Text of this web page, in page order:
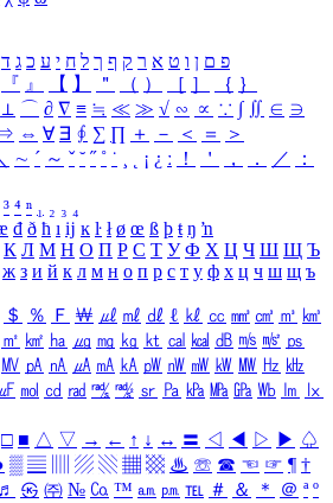
פ ם ן ו ט א ר ק ף ך ל ח י ע כ ג ד
『 』 【 】 ＂ （ ） ［ ］ ｛ ｝
⊥ ⌒ ∂ ∇ ≡ ≒ ≪ ≫ √ ∽ ∝ ∵ ∫ ∬ ∈ ∋
⇔ ∀ ∃ ∮ ∑ ∏ ＋ － ＜ ＝
＞
∼ ´ ～ ˇ ˘ ˝ ˚ ˙ ¸ ¡ ¿ ː ！ ＇ ， ． ／
：
³ ⁴ ⁿ ₁ ₂ ₃ ₄
đ ð ħ ı ĳ ĸ ŀ ł ø œ ß þ ŧ ŋ ŉ
К Л М Н О П Р С Т У Ф Х Ц Ч Ш Щ Ъ
ж з и й к л м н о п р с т у ф х ц ч ш щ ъ
＄ ％ Ｆ ￦ ㎕ ㎖ ㎗ ℓ ㎘ ㏄ ㎣ ㎤ ㎥ ㎦
㎡ ㎢ ㏊ ㎍ ㎎ ㎏ ㏏ ㎈ ㎉ ㏈ ㎧ ㎨ ㎰
㎹ ㎀ ㎁ ㎂ ㎃ ㎄ ㎺ ㎻ ㎽ ㎾ ㎿ ㎐ ㎑
㏖ ㏅ ㎭ ㎮ ㎯ ㏛ ㎩ ㎪ ㎫ ㎬ ㏝ ㏐
㏓
□ ■ △ ▽ → ← ↑ ↓ ↔ 〓 ◁ ◀ ▷ ▶ ♤
▒ ▤ ▨ ▧ ▦ ▩ ♨ ☏ ☎ ☜ ☞ ¶ †
♬ ㉿ ㈜ № ㏇ ™ ㏂ ㏘ ℡ ＃ ＆ ＊ ＠ ª º